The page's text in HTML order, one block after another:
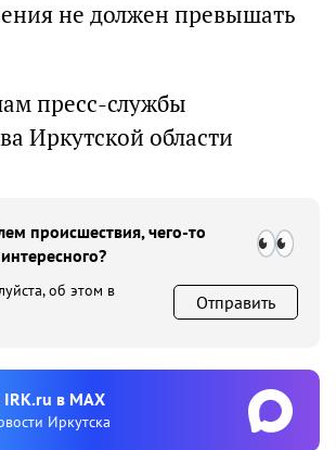
не должен превышать
пресс-службы
Иркутской области
происшествия, чего-то
об этом в
Отправить
в MAX
Иркутска